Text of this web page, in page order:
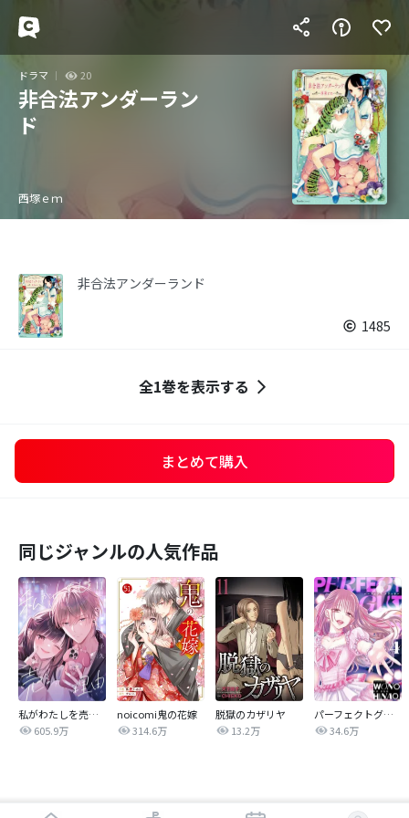
ドラマ 20
非合法アンダーラン
ド
西塚ｅｍ
非合法アンダーランド
1485
全1巻を表示する
まとめて購入
同じジャンルの人気作品
私がわたしを売る理由
605.9万
noicomi鬼の花嫁
314.6万
脱獄のカザリヤ
13.2万
パーフェクトグリッター
34.6万